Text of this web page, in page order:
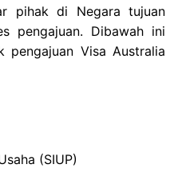
pihak di Negara tujuan
pengajuan. Dibawah ini
pengajuan Visa Australia
(SIUP)